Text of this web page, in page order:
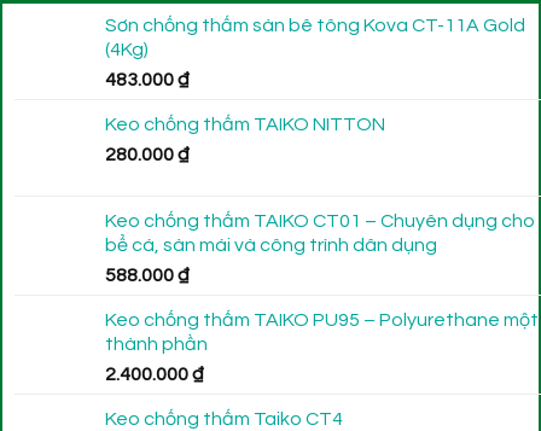
Sơn chống thấm sàn bê tông Kova CT-11A Gold
(4Kg)
483.000₫
Keo chống thấm TAIKO NITTON
280.000₫
Keo chống thấm TAIKO CT01 – Chuyên dụng cho
bể cá, sàn mái và công trình dân dụng
588.000₫
Keo chống thấm TAIKO PU95 – Polyurethane một
thành phần
2.400.000₫
Keo chống thấm Taiko CT4